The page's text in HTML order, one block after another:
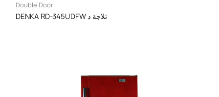
Double Door
DENKA RD-345UDFW ثلاجة د